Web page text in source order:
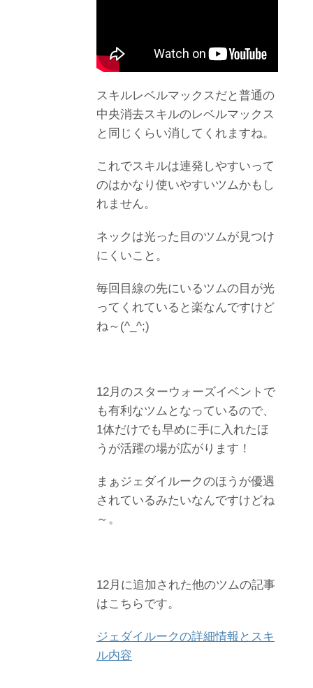
スキルレベルマックスだと普通の
中央消去スキルのレベルマックス
と同じくらい消してくれますね。
これでスキルは連発しやすいって
のはかなり使いやすいツムかもし
れません。
ネックは光った目のツムが見つけ
にくいこと。
毎回目線の先にいるツムの目が光
ってくれていると楽なんですけど
ね～(^_^;)
12月のスターウォーズイベントで
も有利なツムとなっているので、
1体だけでも早めに手に入れたほ
うが活躍の場が広がります！
まぁジェダイルークのほうが優遇
されているみたいなんですけどね
～。
12月に追加された他のツムの記事
はこちらです。
ジェダイルークの詳細情報とスキ
ル内容